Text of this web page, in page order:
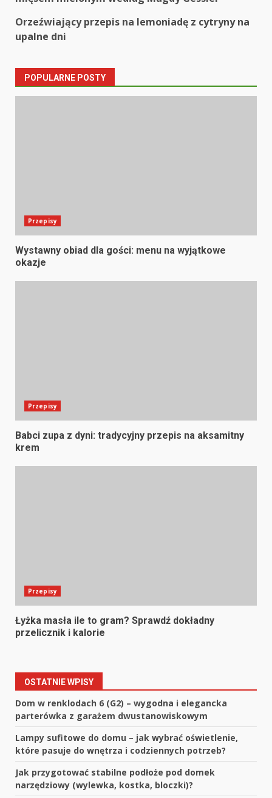
navigation
Orzeźwiający przepis na lemoniadę z cytryny na
upalne dni
POPULARNE POSTY
Przepisy
Wystawny obiad dla gości: menu na wyjątkowe
okazje
Przepisy
Babci zupa z dyni: tradycyjny przepis na aksamitny
krem
Przepisy
Łyżka masła ile to gram? Sprawdź dokładny
przelicznik i kalorie
OSTATNIE WPISY
Dom w renklodach 6 (G2) – wygodna i elegancka
parterówka z garażem dwustanowiskowym
Lampy sufitowe do domu – jak wybrać oświetlenie,
które pasuje do wnętrza i codziennych potrzeb?
Jak przygotować stabilne podłoże pod domek
narzędziowy (wylewka, kostka, bloczki)?